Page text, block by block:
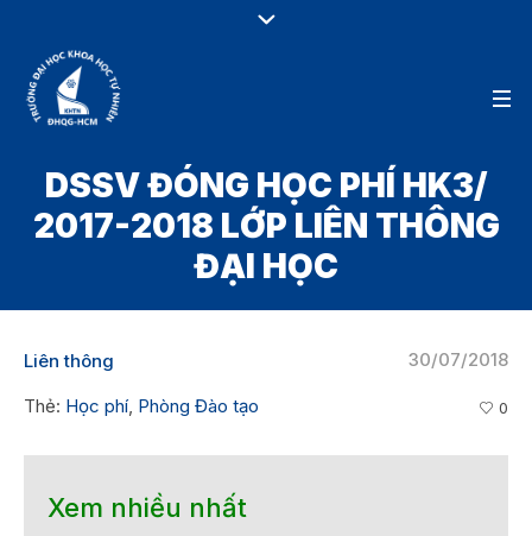
DSSV ĐÓNG HỌC PHÍ HK3/
2017-2018 LỚP LIÊN THÔNG
ĐẠI HỌC
30/07/2018
Liên thông
Thẻ: Học phí, Phòng Đào tạo 0
Xem nhiều nhất